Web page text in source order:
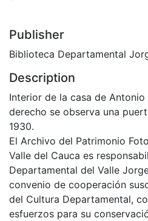
Publisher
Biblioteca Departamental
Description
Interior de la casa de Antonio
derecho se observa una
1930.
El Archivo del Patrimonio
Valle del Cauca es
Departamental del Valle
convenio de cooperación
del Cultura Departamental,
esfuerzos para su